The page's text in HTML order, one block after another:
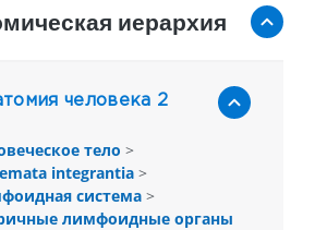
иерархия
человека 2
тело >
integrantia >
система >
лимфоидные органы